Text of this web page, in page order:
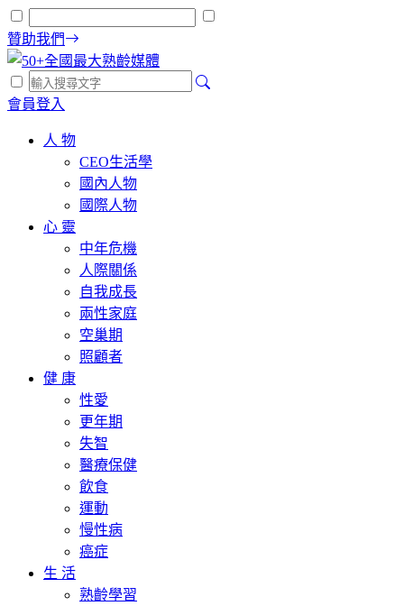
贊助我們
會員登入
人 物
CEO生活學
國內人物
國際人物
心 靈
中年危機
人際關係
自我成長
兩性家庭
空巢期
照顧者
健 康
性愛
更年期
失智
醫療保健
飲食
運動
慢性病
癌症
生 活
熟齡學習